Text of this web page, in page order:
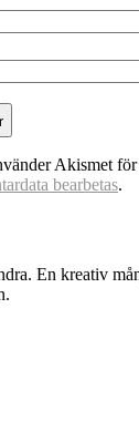
Akismet
bearbetas.
En kreativ